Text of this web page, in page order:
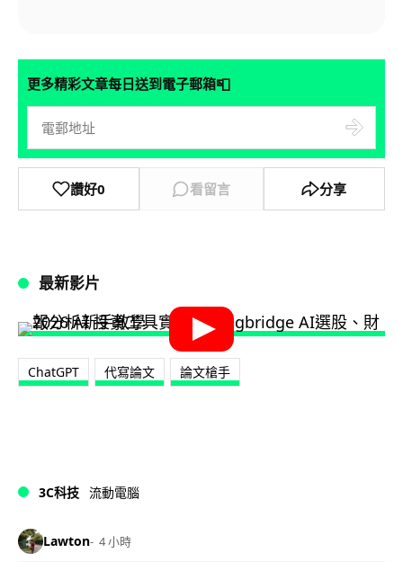
更多精彩文章每日送到電子郵箱📮
讚好0 看留言 分享
最新影片
ChatGPT 代寫論文 論文槍手
3C科技 流動電腦
Lawton 4 小時